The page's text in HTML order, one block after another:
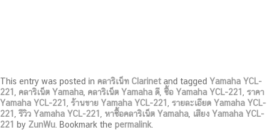
This entry was posted in คลาริเน็ท Clarinetand tagged Yamaha YCL-
221
คลาริเน็ต Yamaha คลาริเน็ต Yamaha ดี ซื้อ Yamaha YCL-221
ราคา
Yamaha YCL-221
ร้านขาย Yamaha YCL-221
รายละเอียด Yamaha YCL-
221
,รีวิว Yamaha YCL-221 หาซื้อคลาริเน็ต Yamaha เสียง Yamaha YCL-
221
by ZunWu . Bookmark the permalink